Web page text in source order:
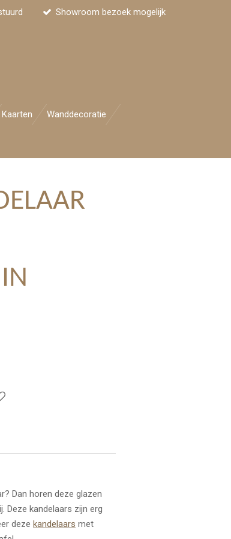
Showroom bezoek mogelijk
Kaarten Wanddecoratie
Dan horen deze glazen
Deze kandelaars zijn erg
deze kandelaars met